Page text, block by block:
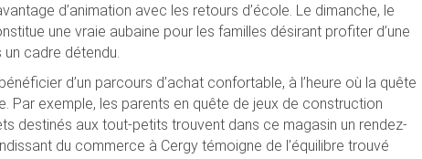
d’animation avec les retours d’école. Le dimanche, le
une vraie aubaine pour les familles désirant profiter d’une
cadre détendu.
d’un parcours d’achat confortable, à l’heure où la quête
Par exemple, les parents en quête de jeux de construction
destinés aux tout-petits trouvent dans ce magasin un rendez-
du commerce à Cergy témoigne de l’équilibre trouvé